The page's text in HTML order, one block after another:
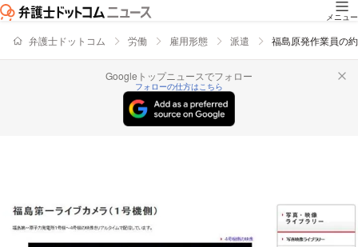
メニュー
弁護士ドットコム 労働 雇用形態 派遣 福島原発作業員の
Googleトップニュースでフォロー
フォローの仕方はこちら